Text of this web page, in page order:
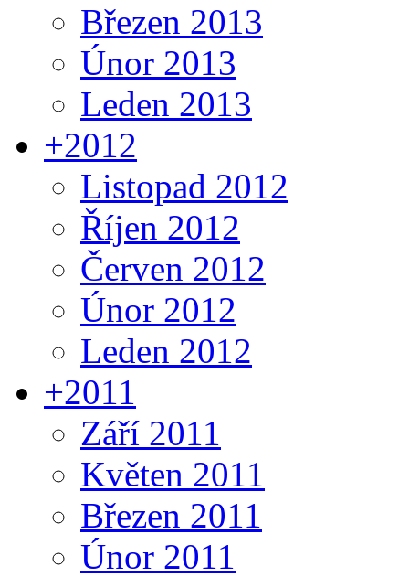
Březen 2013
Únor 2013
Leden 2013
+2012
Listopad 2012
Říjen 2012
Červen 2012
Únor 2012
Leden 2012
+2011
Září 2011
Květen 2011
Březen 2011
Únor 2011